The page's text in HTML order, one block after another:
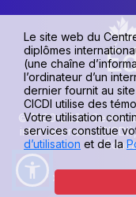
© 1990-2026 Centre
internationaux
Politique de
Le site web du
diplômes
(une chaîne
l’ordinateur d’un
dernier fournit au
CICDI utilise des
Votre utilisation
services constitue
d’utilisation et de la